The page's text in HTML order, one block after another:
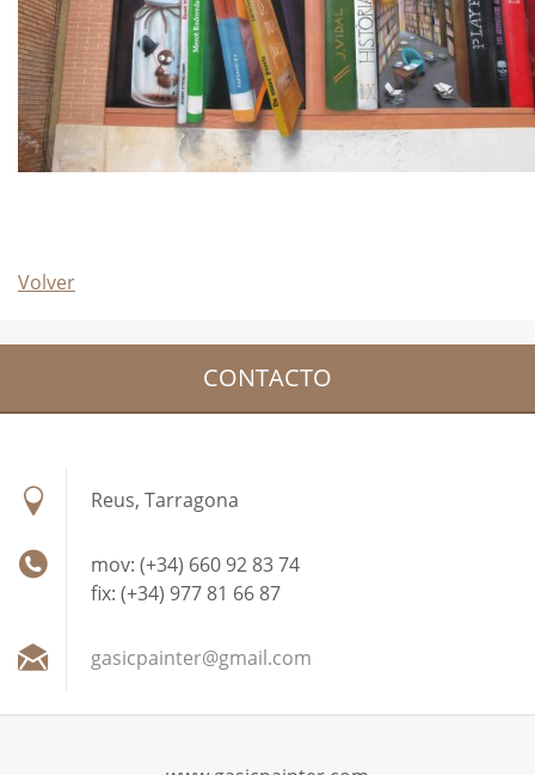
Volver
CONTACTO
Reus, Tarragona
mov: (+34) 660 92 83 74
fix: (+34) 977 81 66 87
gasicpainter@gmail.com